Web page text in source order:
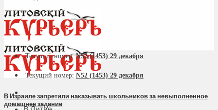
Текущий номер:N52 (1453) 29 декабря
Текущий номер: N52 (1453) 29 декабря
В Израиле запретили наказывать школьников за невыполненное
домашнее задание